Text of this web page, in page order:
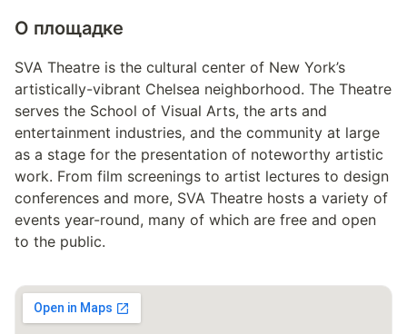
О площадке
SVA Theatre is the cultural center of New York’s
artistically-vibrant Chelsea neighborhood. The Theatre
serves the School of Visual Arts, the arts and
entertainment industries, and the community at large
as a stage for the presentation of noteworthy artistic
work. From film screenings to artist lectures to design
conferences and more, SVA Theatre hosts a variety of
events year-round, many of which are free and open
to the public.